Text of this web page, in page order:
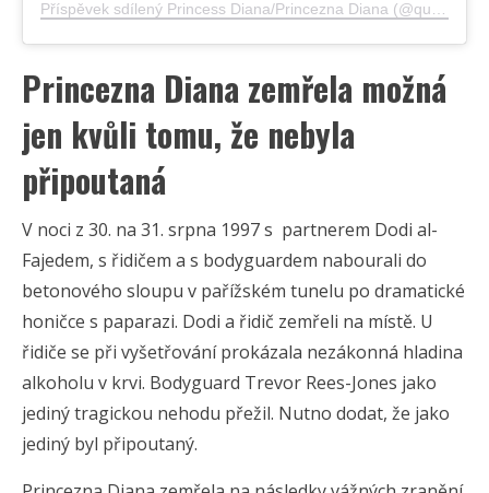
Princezna Diana zemřela možná
jen kvůli tomu, že nebyla
připoutaná
V noci z 30. na 31. srpna 1997 s partnerem Dodi al-
Fajedem, s řidičem a s bodyguardem nabourali do
betonového sloupu v pařížském tunelu po dramatické
honičce s paparazi. Dodi a řidič zemřeli na místě. U
řidiče se při vyšetřování prokázala nezákonná hladina
alkoholu v krvi. Bodyguard Trevor Rees-Jones jako
jediný tragickou nehodu přežil. Nutno dodat, že jako
jediný byl připoutaný.